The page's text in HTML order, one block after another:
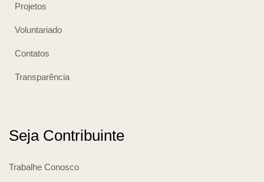
Projetos
Voluntariado
Contatos
Transparência
Seja Contribuinte
Trabalhe Conosco